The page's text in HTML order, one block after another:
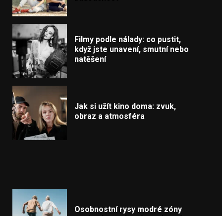
Filmy podle nálady: co pustit,
když jste unavení, smutní nebo
natěšení
Jak si užít kino doma: zvuk,
obraz a atmosféra
Osobnostní rysy modré zóny